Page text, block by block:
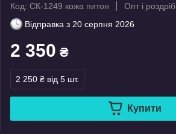
Код: СК-1249 кожа питон
Опт і роздріб
Відправка з 20 серпня 2026
2 350 ₴
2 250 ₴ від 5 шт.
Купити